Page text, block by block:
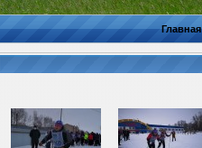
Главная